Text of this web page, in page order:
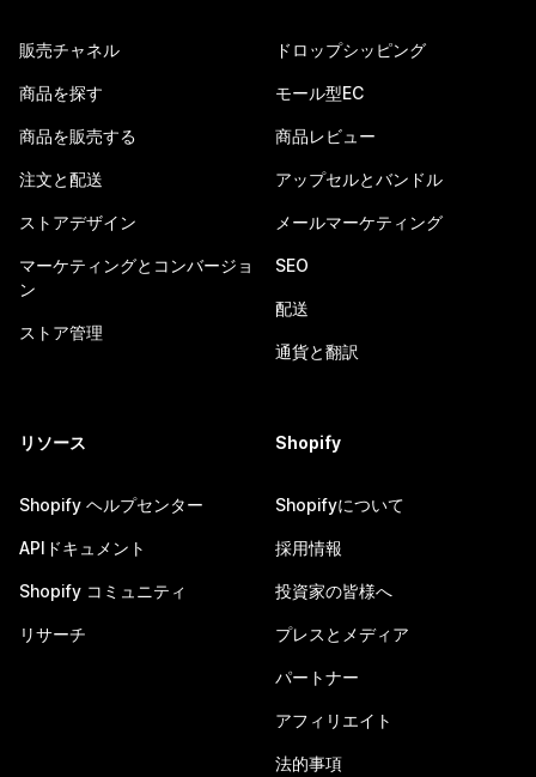
販売チャネル
商品を探す
商品を販売する
注文と配送
ストアデザイン
マーケティングとコンバージョ
ン
ストア管理
ドロップシッピング
モール型EC
商品レビュー
アップセルとバンドル
メールマーケティング
SEO
配送
通貨と翻訳
リソース
Shopify ヘルプセンター
APIドキュメント
Shopify コミュニティ
リサーチ
Shopify
Shopifyについて
採用情報
投資家の皆様へ
プレスとメディア
パートナー
アフィリエイト
法的事項